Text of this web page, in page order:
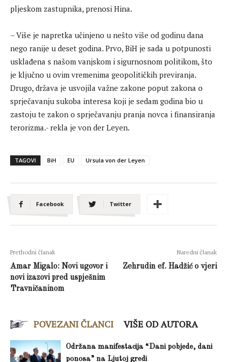
pljeskom zastupnika, prenosi Hina.
– Više je napretka učinjeno u nešto više od godinu dana
nego ranije u deset godina. Prvo, BiH je sada u potpunosti
usklađena s našom vanjskom i sigurnosnom politikom, što
je ključno u ovim vremenima geopolitičkih previranja.
Drugo, država je usvojila važne zakone poput zakona o
sprječavanju sukoba interesa koji je sedam godina bio u
zastoju te zakon o sprječavanju pranja novca i finansiranja
terorizma.- rekla je von der Leyen.
TAGOVI BiH EU Ursula von der Leyen
Facebook Twitter
Prethodni članak
Amar Migalo: Novi ugovor i
novi izazovi pred uspješnim
Travničaninom
Naredni članak
Zehrudin ef. Hadžić o vjeri
POVEZANI ČLANCI VIŠE OD AUTORA
Održana manifestacija “Dani pobjede, dani
ponosa” na Ljutoj gredi